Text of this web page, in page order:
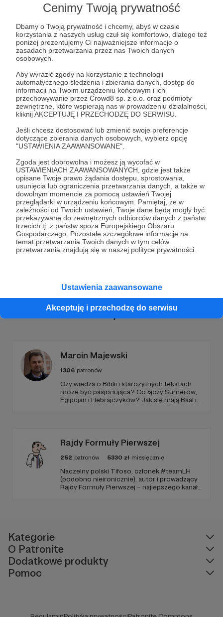
Cenimy Twoją prywatność
Dbamy o Twoją prywatność i chcemy, abyś w czasie
korzystania z naszych usług czuł się komfortowo, dlatego też
poniżej prezentujemy Ci najważniejsze informacje o
zasadach przetwarzania przez nas Twoich danych
osobowych.
Aby wyrazić zgody na korzystanie z technologii
automatycznego śledzenia i zbierania danych, dostęp do
informacji na Twoim urządzeniu końcowym i ich
przechowywanie przez Crowd8 sp. z o.o. oraz podmioty
zewnętrzne, które wspierają nas w prowadzeniu działalności,
kliknij AKCEPTUJĘ I PRZECHODZĘ DO SERWISU.
Jeśli chcesz dostosować lub zmienić swoje preferencje
dotyczące zbierania danych osobowych, wybierz opcję
"USTAWIENIA ZAAWANSOWANE".
Zgoda jest dobrowolna i możesz ją wycofać w
USTAWIENIACH ZAAWANSOWANYCH, gdzie jest także
opisane Twoje prawo żądania dostępu, sprostowania,
usunięcia lub ograniczenia przetwarzania danych, a także w
dowolnym momencie za pomocą ustawień Twojej
przeglądarki w urządzeniu końcowym. Pamiętaj, że w
zależności od Twoich ustawień, Twoje dane będą mogły być
przekazywane do zewnętrznych odbiorców danych z państw
trzecich tj. z państw spoza Europejskiego Obszaru
Gospodarczego. Pozostałe szczegółowe informacje na
temat przetwarzania Twoich danych w tym celów
przetwarzania znajdują się w naszej polityce prywatności.
Ustawienia zaawansowane
Akceptuję i przechodzę do serwisu
Miłość ma wiele twarzy – charytatywna
kartka walentynkowa Koterii
​Szukasz wyjątkowego prezentu na Walentynki? Oto coś
#Koteria
Dołącz do grona Patronów!
Wesprzyj działalność AutoraKoteria - Ośrodek dla
kotów miejskichjuż teraz!
Promowani autorzy
Marcin Majewski
1306 patronów
Czy wiedza o Biblii i starożytnych tekstach
może być pasjonująca? Co łączy Sumerów,
Egipcjan i Hebrajczyków? Jak się mają Baal i
Rajdy Formuły Pierwszej
252 patronów 5330 zł miesięcznie
Naczelny polski Tifoso, członek #teamLH
(podobno nieironicznie), autor i prowadzący
Rajdy Formuły Pierwszej – najlepszego kanału
Kategorie
O Patronite
Dodatkowe produkty
Pomoc